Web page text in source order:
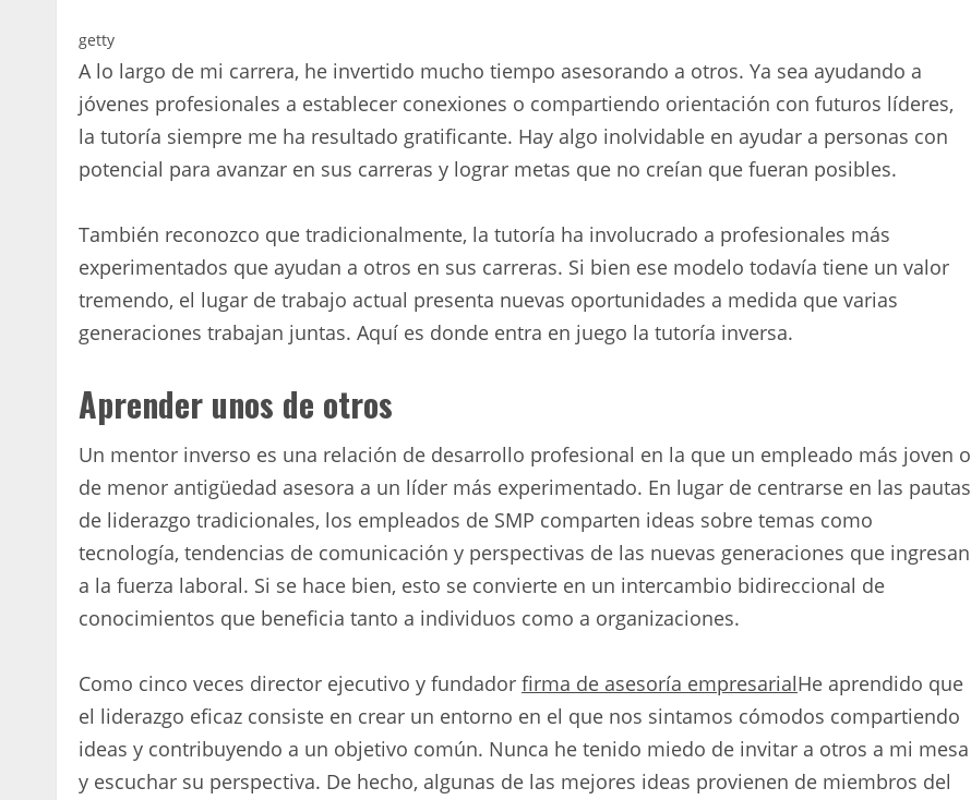
getty
A lo largo de mi carrera, he invertido mucho tiempo asesorando a otros. Ya sea ayudando a
jóvenes profesionales a establecer conexiones o compartiendo orientación con futuros líderes,
la tutoría siempre me ha resultado gratificante. Hay algo inolvidable en ayudar a personas con
potencial para avanzar en sus carreras y lograr metas que no creían que fueran posibles.
También reconozco que tradicionalmente, la tutoría ha involucrado a profesionales más
experimentados que ayudan a otros en sus carreras. Si bien ese modelo todavía tiene un valor
tremendo, el lugar de trabajo actual presenta nuevas oportunidades a medida que varias
generaciones trabajan juntas. Aquí es donde entra en juego la tutoría inversa.
Aprender unos de otros
Un mentor inverso es una relación de desarrollo profesional en la que un empleado más joven o
de menor antigüedad asesora a un líder más experimentado. En lugar de centrarse en las pautas
de liderazgo tradicionales, los empleados de SMP comparten ideas sobre temas como
tecnología, tendencias de comunicación y perspectivas de las nuevas generaciones que ingresan
a la fuerza laboral. Si se hace bien, esto se convierte en un intercambio bidireccional de
conocimientos que beneficia tanto a individuos como a organizaciones.
Como cinco veces director ejecutivo y fundador firma de asesoría empresarialHe aprendido que
el liderazgo eficaz consiste en crear un entorno en el que nos sintamos cómodos compartiendo
ideas y contribuyendo a un objetivo común. Nunca he tenido miedo de invitar a otros a mi mesa
y escuchar su perspectiva. De hecho, algunas de las mejores ideas provienen de miembros del